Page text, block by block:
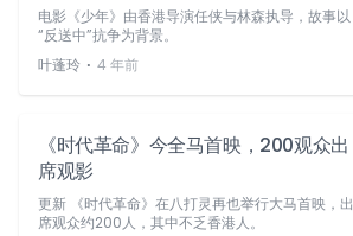
电影《少年》由香港导演任侠与林森执导，故事以
“反送中”抗争为背景。
叶蓬玲 ⋅ 4 年前
《时代革命》今全马首映，200观众出
席观影
更新 《时代革命》在八打灵再也举行大马首映，出
席观众约200人，其中不乏香港人。